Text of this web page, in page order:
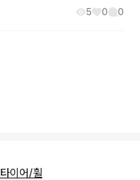
5 0 0
타이어/휠